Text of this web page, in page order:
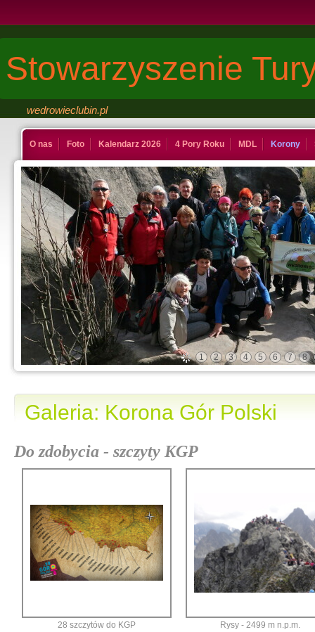
O nas Foto Kalendarz 2026 4 Pory Roku MDL Korony
Kontakt Księga Dinuś Last Minute Galeria
Stowarzyszenie
wedrowieclubin.pl
1 2 3 4 5 6 7 8
Galeria: Korona Gór Polski
Do zdobycia - szczyty KGP
28 szczytów do KGP Rysy - 2499 m n.p.m.